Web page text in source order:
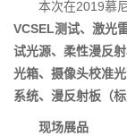
本次在2019慕
VCSEL测试、激光
试光源、柔性漫反
光箱、摄像头校准
系统、漫反射板（标
现场展品